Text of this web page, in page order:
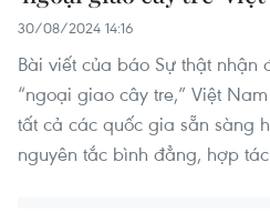
30/08/2024 14:16
Bài viết của báo Sự thật
“ngoại giao cây tre,” Việt
tất cả các quốc gia sẵn sàng
nguyên tắc bình đẳng, hợp